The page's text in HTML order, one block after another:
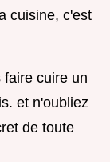
cuisine, c'est
cuire un
et n'oubliez
de toute